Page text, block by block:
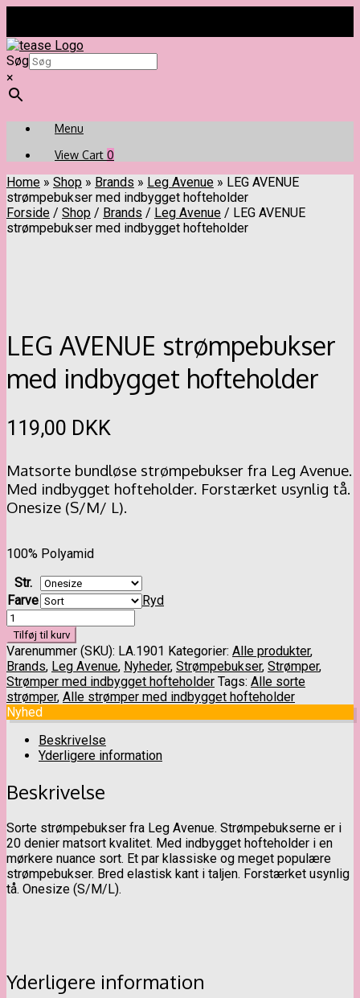
Gå
til
indhold
Søg
×
Menu
View
cart
View Cart 0
Home » Shop » Brands » Leg Avenue » LEG AVENUE
strømpebukser med indbygget hofteholder
Forside / Shop / Brands / Leg Avenue / LEG AVENUE
strømpebukser med indbygget hofteholder
LEG AVENUE strømpebukser
med indbygget hofteholder
119,00 DKK
Matsorte bundløse strømpebukser fra Leg Avenue.
Med indbygget hofteholder. Forstærket usynlig tå.
Onesize (S/M/ L).
100% Polyamid
Str.
Farve
Ryd
LEG
AVENUE
strømpebukser
med
indbygget
hofteholder
antal
Tilføj til kurv
Varenummer (SKU): LA.1901 Kategorier: Alle produkter,
Brands, Leg Avenue, Nyheder, Strømpebukser, Strømper,
Strømper med indbygget hofteholder Tags: Alle sorte
strømper, Alle strømper med indbygget hofteholder
Nyhed
Beskrivelse
Yderligere information
Beskrivelse
Sorte strømpebukser fra Leg Avenue. Strømpebukserne er i
20 denier matsort kvalitet. Med indbygget hofteholder i en
mørkere nuance sort. Et par klassiske og meget populære
strømpebukser. Bred elastisk kant i taljen. Forstærket usynlig
tå. Onesize (S/M/L).
Yderligere information